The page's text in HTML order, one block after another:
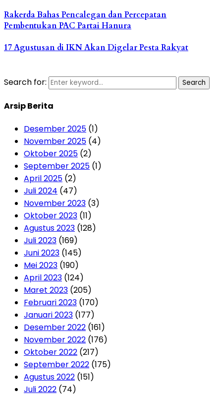
Rakerda Bahas Pencalegan dan Percepatan
Pembentukan PAC Partai Hanura
17 Agustusan di IKN Akan Digelar Pesta Rakyat
Search for: Search
Arsip Berita
Desember 2025 (1)
November 2025 (4)
Oktober 2025 (2)
September 2025 (1)
April 2025 (2)
Juli 2024 (47)
November 2023 (3)
Oktober 2023 (11)
Agustus 2023 (128)
Juli 2023 (169)
Juni 2023 (145)
Mei 2023 (190)
April 2023 (124)
Maret 2023 (205)
Februari 2023 (170)
Januari 2023 (177)
Desember 2022 (161)
November 2022 (176)
Oktober 2022 (217)
September 2022 (175)
Agustus 2022 (151)
Juli 2022 (74)